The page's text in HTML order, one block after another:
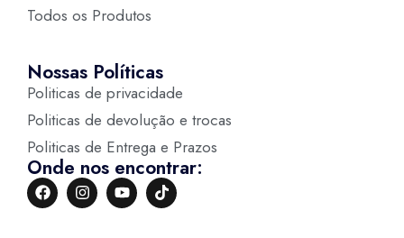
Todos os Produtos
Nossas Políticas
Politicas de privacidade
Politicas de devolução e trocas
Politicas de Entrega e Prazos
Onde nos encontrar: